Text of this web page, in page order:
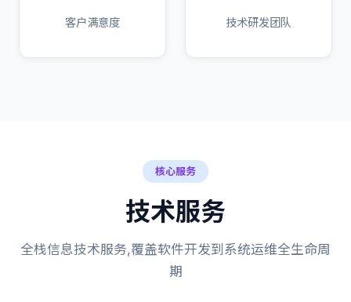
客户满意度 技术研发团队
核心服务
技术服务
全栈信息技术服务,覆盖软件开发到系统运维全生命周
期